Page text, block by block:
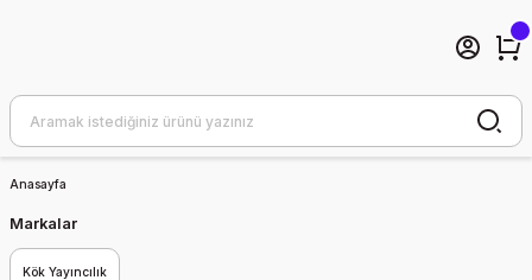
Anasayfa
Markalar
Kök Yayıncılık